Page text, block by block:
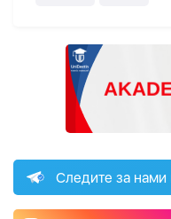
Следите за нами